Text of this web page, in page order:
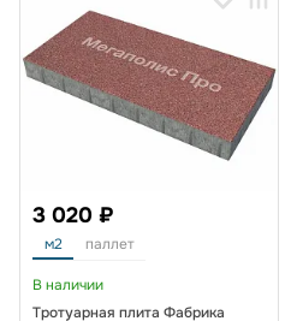
3 020 ₽
м2 паллет
В наличии
Тротуарная плита Фабрика